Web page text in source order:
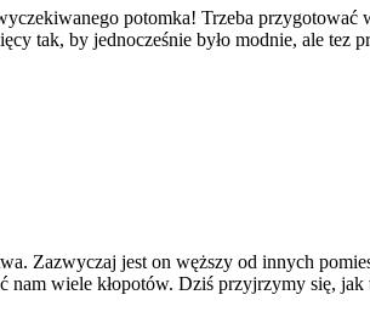
potomka! Trzeba
tak, by jednocześnie było modnie, ale
Zazwyczaj jest on węższy od innych
wiele kłopotów. Dziś przyjrzymy się,